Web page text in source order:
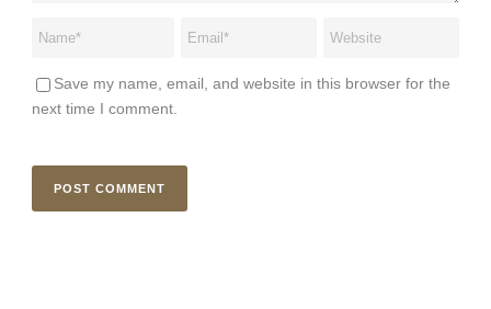
Save my name, email, and website in this browser for the
next time I comment.